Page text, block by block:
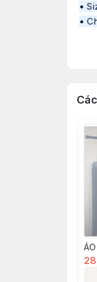
•
•
•
•